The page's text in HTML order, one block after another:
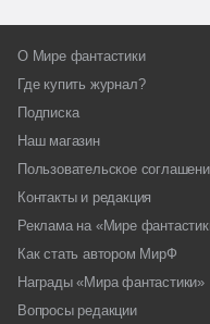
О Мире фантастики
Где купить журнал?
Подписка
Наш магазин
Пользовательское
Контакты и редакция
Реклама на «Мире
Как стать автором МирФ
Награды «Мира фантастики»
Вопросы редакции